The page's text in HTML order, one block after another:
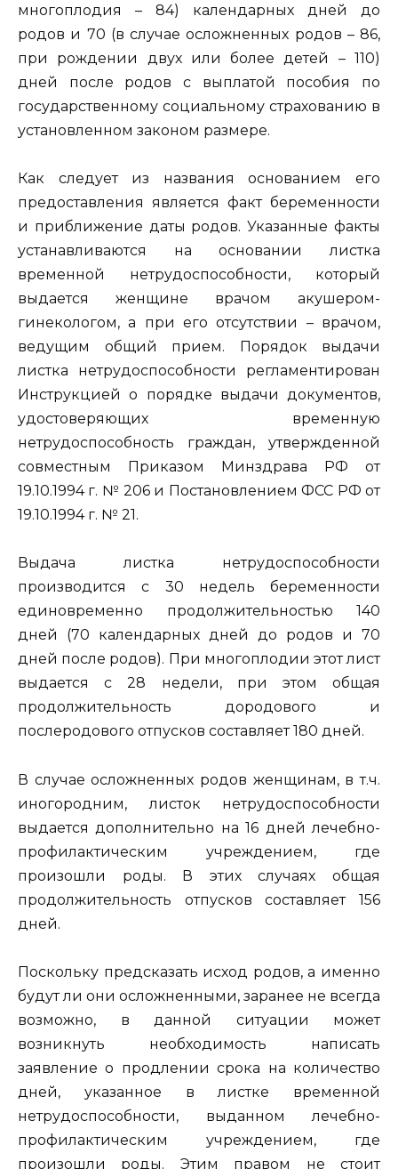
многоплодия – 84) календарных дней до
родов и 70 (в случае осложненных родов – 86,
при рождении двух или более детей – 110)
дней после родов с выплатой пособия по
государственному социальному страхованию в
установленном законом размере.
Как следует из названия основанием его
предоставления является факт беременности
и приближение даты родов. Указанные факты
устанавливаются на основании листка
временной нетрудоспособности, который
выдается женщине врачом акушером-
гинекологом, а при его отсутствии – врачом,
ведущим общий прием. Порядок выдачи
листка нетрудоспособности регламентирован
Инструкцией о порядке выдачи документов,
удостоверяющих временную
нетрудоспособность граждан, утвержденной
совместным Приказом Минздрава РФ от
19.10.1994 г. № 206 и Постановлением ФСС РФ от
19.10.1994 г. № 21.
Выдача листка нетрудоспособности
производится с 30 недель беременности
единовременно продолжительностью 140
дней (70 календарных дней до родов и 70
дней после родов). При многоплодии этот лист
выдается с 28 недели, при этом общая
продолжительность дородового и
послеродового отпусков составляет 180 дней.
В случае осложненных родов женщинам, в т.ч.
иногородним, листок нетрудоспособности
выдается дополнительно на 16 дней лечебно-
профилактическим учреждением, где
произошли роды. В этих случаях общая
продолжительность отпусков составляет 156
дней.
Поскольку предсказать исход родов, а именно
будут ли они осложненными, заранее не всегда
возможно, в данной ситуации может
возникнуть необходимость написать
заявление о продлении срока на количество
дней, указанное в листке временной
нетрудоспособности, выданном лечебно-
профилактическим учреждением, где
произошли роды. Этим правом не стоит